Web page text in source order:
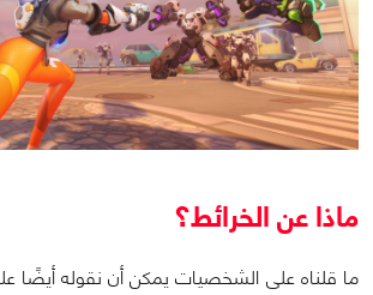
ماذا عن الخرائط؟
ما قلناه على الشخصيات يمكن أن نقوله أيضًا